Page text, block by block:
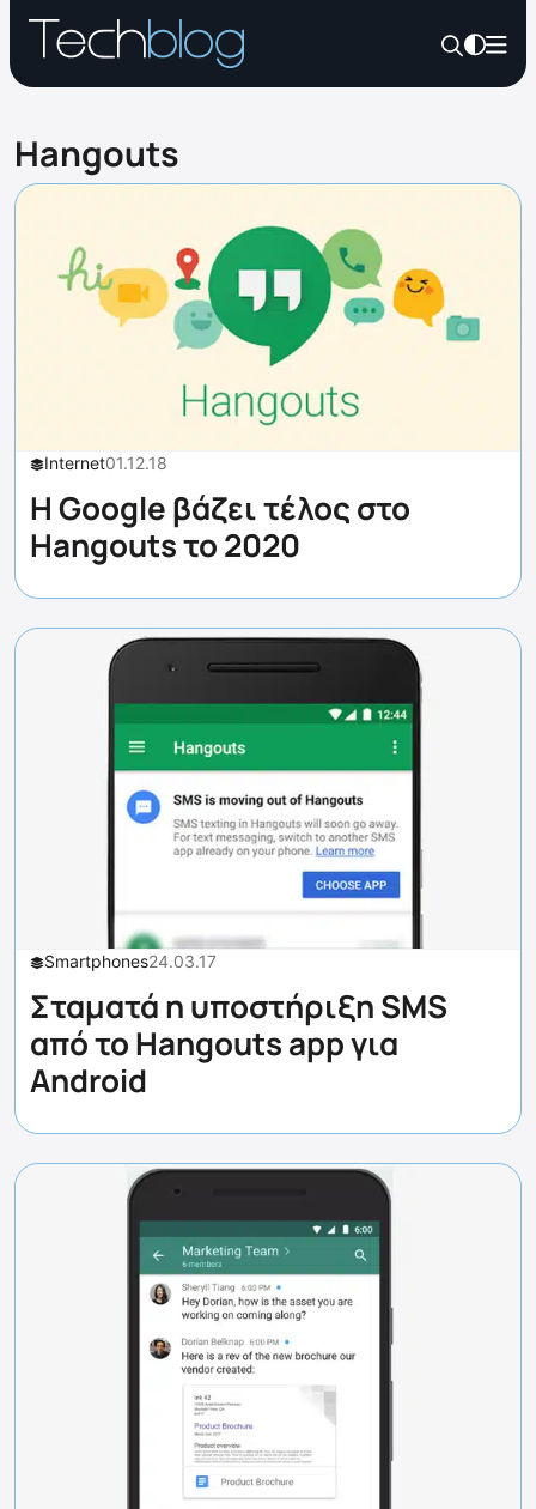
Hangouts
Internet01.12.18
Η Google βάζει τέλος στο
Hangouts το 2020
Smartphones24.03.17
Σταματά η υποστήριξη SMS
από το Hangouts app για
Android